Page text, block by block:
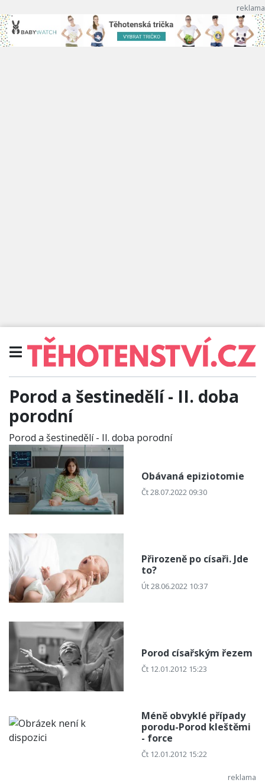
Porod a šestinedělí - II. doba
porodní
Porod a šestinedělí - II. doba porodní
Obávaná epiziotomie
Čt 28.07.2022 09:30
Přirozeně po císaři. Jde
to?
Út 28.06.2022 10:37
Porod císařským řezem
Čt 12.01.2012 15:23
Méně obvyklé případy
porodu-Porod kleštěmi
- force
Čt 12.01.2012 15:22